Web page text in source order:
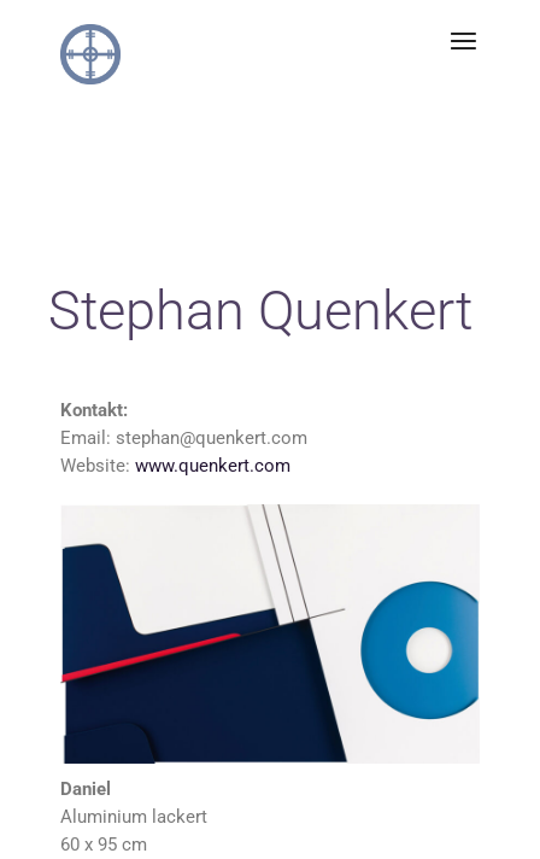
Stephan Quenkert
Kontakt:
Email: stephan@quenkert.com
Website:www.quenkert.com
Daniel
Aluminium lackert
60 x 95 cm